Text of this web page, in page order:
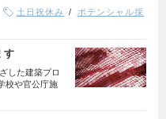
土日祝休み
ポテンシャル採
す
した建築プロ
校や官公庁施